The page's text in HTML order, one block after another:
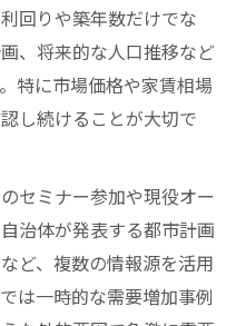
資成功へ一歩進む
賃貸需要を見極めるポ
不動産投資を成功させ
室リスクを抑える方法
回りや築年数だけでな
、将来的な人口推移など
特に市場価格や家賃相場
し続けることが大切で
セミナー参加や現役オー
治体が発表する都市計画
ど、複数の情報源を活用
は一時的な需要増加事例